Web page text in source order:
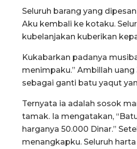
Seluruh barang yang
Aku kembali ke kotaku.
kubelanjakan kuberikan
Kukabarkan padanya
menimpaku.” Ambillah uang
sebagai ganti batu yaqut
Ternyata ia adalah sosok
tamak. Ia mengatakan,
harganya 50.000 Dinar.”
menangkapku. Seluruh